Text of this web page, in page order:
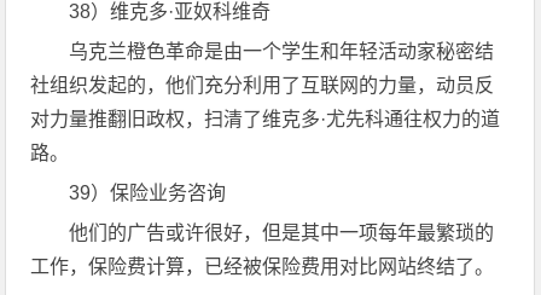
38）维克多·亚奴科维奇
乌克兰橙色革命是由一个学生和年轻活动家秘密结
社组织发起的，他们充分利用了互联网的力量，动员反
对力量推翻旧政权，扫清了维克多·尤先科通往权力的道
路。
39）保险业务咨询
他们的广告或许很好，但是其中一项每年最繁琐的
工作，保险费计算，已经被保险费用对比网站终结了。